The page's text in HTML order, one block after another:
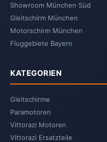
Showroom München Süd
Gleitschirm München
Motorschirm München
Fluggebiete Bayern
KATEGORIEN
Gleitschirme
Paramotoren
Vittorazi Motoren
Vittorazi Ersatzteile